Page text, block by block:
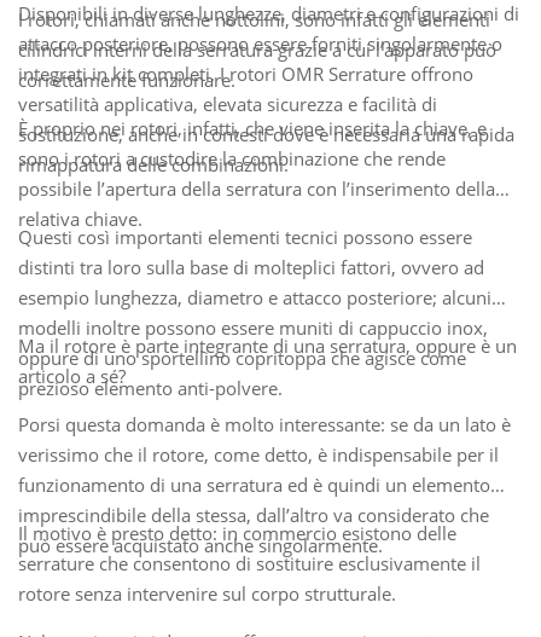
Disponibili in diverse lunghezze, diametri e configurazioni di
attacco posteriore, possono essere forniti singolarmente o
integrati in kit completi. I rotori OMR Serrature offrono
versatilità applicativa, elevata sicurezza e facilità di
sostituzione, anche in contesti dove è necessaria una rapida
rimappatura delle combinazioni.
I rotori, chiamati anche nottolini, sono infatti gli elementi
cilindrici interni della serratura grazie a cui l’apparato può
correttamente funzionare.
È proprio nei rotori, infatti, che viene inserita la chiave, e
sono i rotori a custodire la combinazione che rende
possibile l’apertura della serratura con l’inserimento della
relativa chiave.
Questi così importanti elementi tecnici possono essere
distinti tra loro sulla base di molteplici fattori, ovvero ad
esempio lunghezza, diametro e attacco posteriore; alcuni
modelli inoltre possono essere muniti di cappuccio inox,
oppure di uno sportellino copritoppa che agisce come
prezioso elemento anti-polvere.
Ma il rotore è parte integrante di una serratura, oppure è un
articolo a sé?
Porsi questa domanda è molto interessante: se da un lato è
verissimo che il rotore, come detto, è indispensabile per il
funzionamento di una serratura ed è quindi un elemento
imprescindibile della stessa, dall’altro va considerato che
può essere acquistato anche singolarmente.
Il motivo è presto detto: in commercio esistono delle
serrature che consentono di sostituire esclusivamente il
rotore senza intervenire sul corpo strutturale.